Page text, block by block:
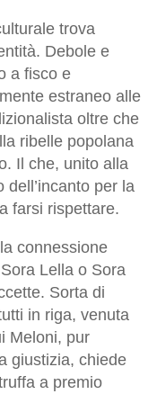
trova
Debole e
a fisco e
estraneo alle
oltre che
ribelle popolana
Il che, unito alla
per la
farsi rispettare.
connessione
Lella o Sora
Sorta di
in riga, venuta
Meloni, pur
giustizia, chiede
a premio